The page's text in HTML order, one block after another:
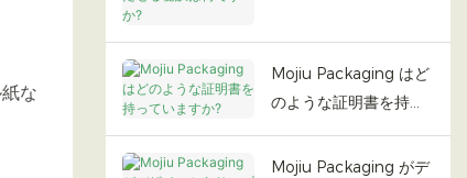
な
Mojiu Packaging はど
のような証明書を持っ
ていますか?
Mojiu Packaging がデ